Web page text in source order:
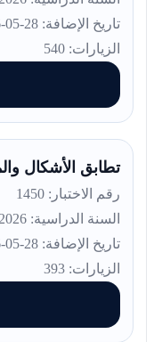
تاريخ الإضافة: 28-05-2026
الزيارات: 540
تطابق الأشكال
رقم الاختبار: 1450
السنة الدراسية: 2025/2026
تاريخ الإضافة: 28-05-2026
الزيارات: 393